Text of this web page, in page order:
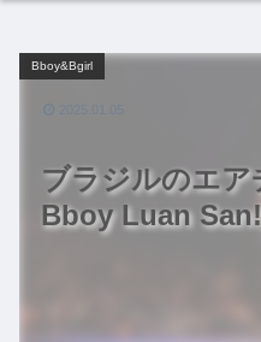
ブラジルのエ
Bboy Luan
Bboy&Bgirl
2025.01.05